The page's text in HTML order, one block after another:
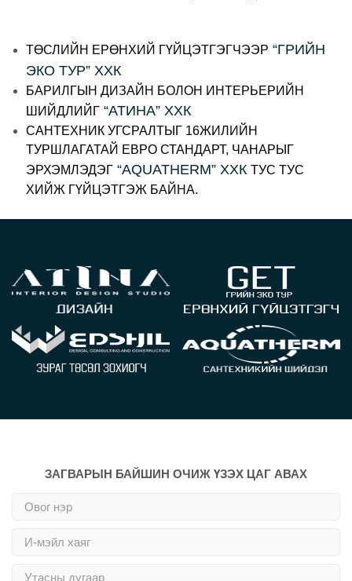
ТӨСЛИЙН ЕРӨНХИЙ ГҮЙЦЭТГЭГЧЭЭР “ГРИЙН
ЭКО ТУР” ХХК
БАРИЛГЫН ДИЗАЙН БОЛОН ИНТЕРЬЕРИЙН
ШИЙДЛИЙГ “АТИНА” ХХК
САНТЕХНИК УГСРАЛТЫГ 16ЖИЛИЙН
ТУРШЛАГАТАЙ ЕВРО СТАНДАРТ, ЧАНАРЫГ
ЭРХЭМЛЭДЭГ “AQUATHERM” ХХК ТУС ТУС
ХИЙЖ ГҮЙЦЭТГЭЖ БАЙНА.
ЗАГВАРЫН БАЙШИН ОЧИЖ ҮЗЭХ ЦАГ АВАХ